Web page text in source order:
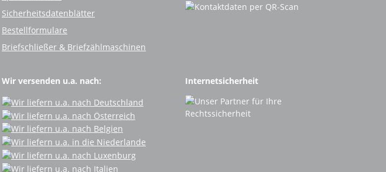
Sicherheitsdatenblätter
Bestellformulare
Briefschließer & Briefzählmaschinen
Wir versenden u.a. nach: Internetsicherheit